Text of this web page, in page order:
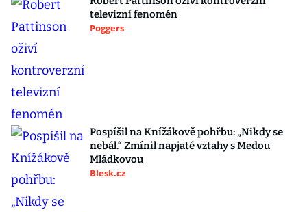
televizní fenomén
Poggers
Pospíšil na Knížákově pohřbu: „Nikdy se
nebál.“ Zmínil napjaté vztahy s Medou
Mládkovou
Blesk.cz